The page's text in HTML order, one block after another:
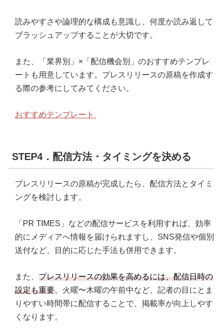
読みやすさや論理的な構成も意識し、何度か読み返して
ブラッシュアップすることが大切です。
また、「業界別」×「配信機会別」のおすすめテンプレ
ートも用意しています。プレスリリースの原稿を作成す
る際の参考にしてみてください。
おすすめテンプレート
STEP4．配信方法・タイミングを決める
プレスリリースの原稿が完成したら、配信方法とタイミ
ングを検討します。
「PR TIMES」などの配信サービスを利用すれば、効率
的にメディアへ情報を届けられますし、SNS発信や個別
送付など、目的に応じた手法も併用できます。
また、 プレスリリースの効果を高めるには、配信日時の
設定も重要。火曜〜木曜の午前中など、記者の目にとま
りやすい時間帯に配信することで、掲載率が向上しやす
くなります。